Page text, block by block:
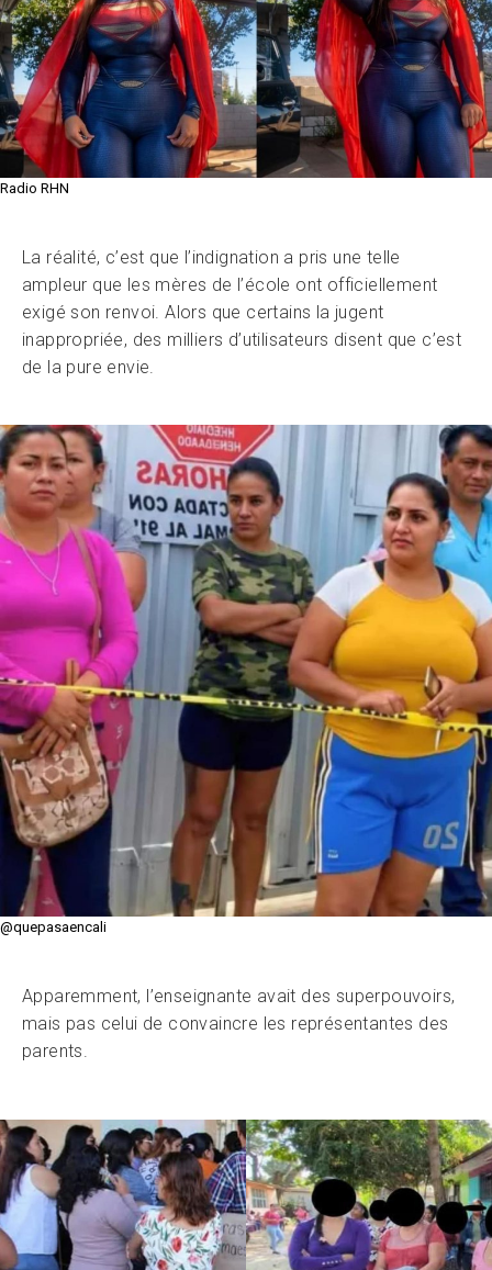
Radio RHN
La réalité, c’est que l’indignation a pris une telle
ampleur que les mères de l’école ont officiellement
exigé son renvoi. Alors que certains la jugent
inappropriée, des milliers d’utilisateurs disent que c’est
de la pure envie.
@quepasaencali
Apparemment, l’enseignante avait des superpouvoirs,
mais pas celui de convaincre les représentantes des
parents.